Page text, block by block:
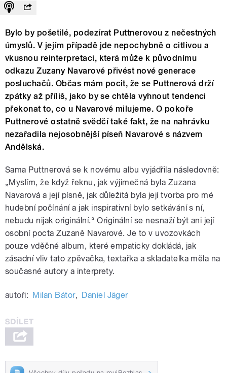
Bylo by pošetilé, podezírat Puttnerovou z nečestných
úmyslů. V jejím případě jde nepochybně o citlivou a
vkusnou reinterpretaci, která může k původnímu
odkazu Zuzany Navarové přivést nové generace
posluchačů. Občas mám pocit, že se Puttnerová drží
zpátky až příliš, jako by se chtěla vyhnout tendenci
překonat to, co u Navarové milujeme. O pokoře
Puttnerové ostatně svědčí také fakt, že na nahrávku
nezařadila nejosobnější píseň Navarové s názvem
Andělská.
Sama Puttnerová se k novému albu vyjádřila následovně:
„Myslím, že když řeknu, jak výjimečná byla Zuzana
Navarová a její písně, jak důležitá byla její tvorba pro mé
hudební počínání a jak inspirativní bylo setkávání s ní,
nebudu nijak originální.“ Originální se nesnaží být ani její
osobní pocta Zuzaně Navarové. Je to v uvozovkách
pouze vděčné album, které empaticky dokládá, jak
zásadní vliv tato zpěvačka, textařka a skladatelka měla na
současné autory a interprety.
autoři: Milan Bátor, Daniel Jäger